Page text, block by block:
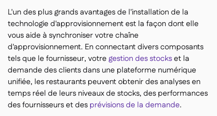
L'un des plus grands avantages de l'installation de la
technologie d'approvisionnement est la façon dont elle
vous aide à synchroniser votre chaîne
d'approvisionnement. En connectant divers composants
tels que le fournisseur, votregestion des stockset la
demande des clients dans une plateforme numérique
unifiée, les restaurants peuvent obtenir des analyses en
temps réel de leurs niveaux de stocks, des performances
des fournisseurs et des prévisions de la demande.